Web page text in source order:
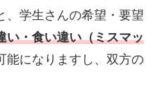
、学生さんの希望・要望
い・食い違い（ミスマッ
能になりますし、双方の